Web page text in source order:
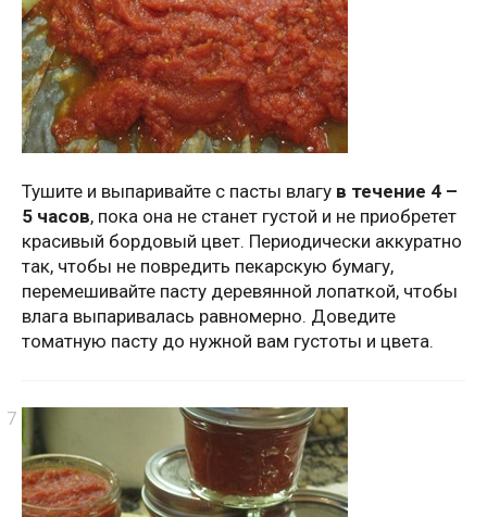
Тушите и выпаривайте с пасты влагу в течение 4 –
5 часов, пока она не станет густой и не приобретет
красивый бордовый цвет. Периодически аккуратно
так, чтобы не повредить пекарскую бумагу,
перемешивайте пасту деревянной лопаткой, чтобы
влага выпаривалась равномерно. Доведите
томатную пасту до нужной вам густоты и цвета.